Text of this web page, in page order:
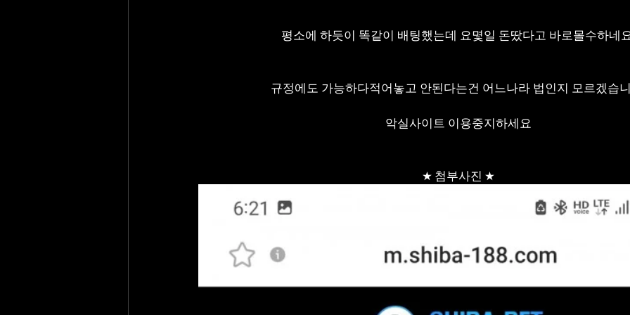
평소에 하듯이 똑같이 배팅했는데 요몇일 돈땄다고 바로몰수하네
규정에도 가능하다적어놓고 안된다는건 어느나라 법인지 모르겠습
악실사이트 이용중지하세요
★ 첨부사진 ★